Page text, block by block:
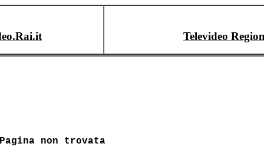
Televideo
Pagina non trovata